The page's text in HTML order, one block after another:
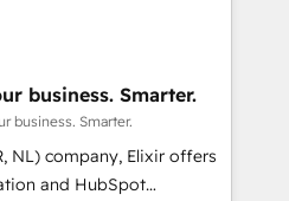
GDPR-ready
Why 500+
Street’s
through creating
a well-defined
reported on with clear
by core values; Joy, Grit,
Elixir Solutions - Your business. Smarter.
business. Smarter.
NL) company, Elixir offers
and HubSpot